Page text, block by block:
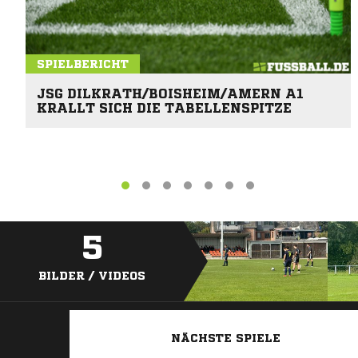
SPIELBERICHT
JSG DILKRATH/BOISHEIM/AMERN A1
KRALLT SICH DIE TABELLENSPITZE
5
BILDER / VIDEOS
NÄCHSTE SPIELE